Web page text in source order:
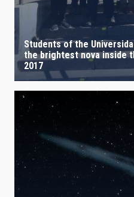
Students of the
the brightest nova inside
2017